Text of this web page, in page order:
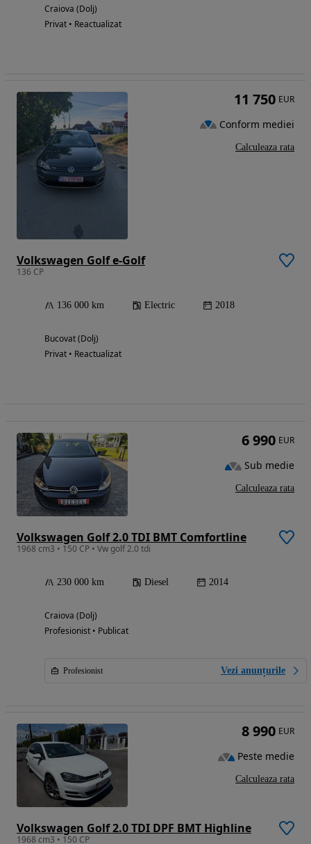
Craiova (Dolj)
Privat • Reactualizat
Volkswagen Golf e-Golf
136 CP
136 000 km Electric 2018
Bucovat (Dolj)
Privat • Reactualizat
11 750 EUR
Conform mediei
Calculeaza rata
Volkswagen Golf 2.0 TDI BMT Comfortline
1968 cm3 • 150 CP • Vw golf 2.0 tdi
230 000 km Diesel 2014
Craiova (Dolj)
Profesionist • Publicat
Profesionist Vezi anunțurile
6 990 EUR
Sub medie
Calculeaza rata
Volkswagen Golf 2.0 TDI DPF BMT Highline
1968 cm3 • 150 CP
8 990 EUR
Peste medie
Calculeaza rata